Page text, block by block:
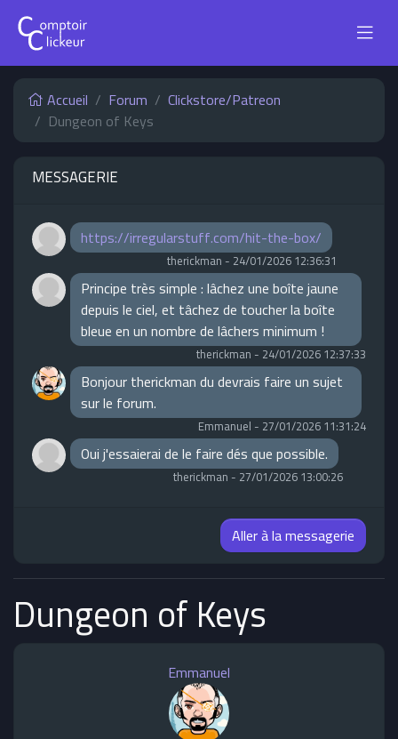
Accueil Forum
Clickstore/Patreon
Dungeon of Keys
MESSAGERIE
https://irregularstuff.com/hit-the-box/
therickman - 24/01/2026 12:36:31
Principe très simple : lâchez une boîte jaune
depuis le ciel, et tâchez de toucher la boîte
bleue en un nombre de lâchers minimum !
therickman - 24/01/2026 12:37:33
Bonjour therickman du devrais faire un sujet
sur le forum.
Emmanuel - 27/01/2026 11:31:24
Oui j'essaierai de le faire dés que possible.
therickman - 27/01/2026 13:00:26
Aller à la messagerie
Dungeon of Keys
Emmanuel